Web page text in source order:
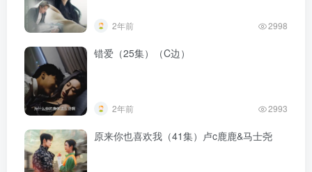
2年前 2998
错爱（25集）（C边）
2年前 2993
原来你也喜欢我（41集）卢c鹿鹿&马士尧